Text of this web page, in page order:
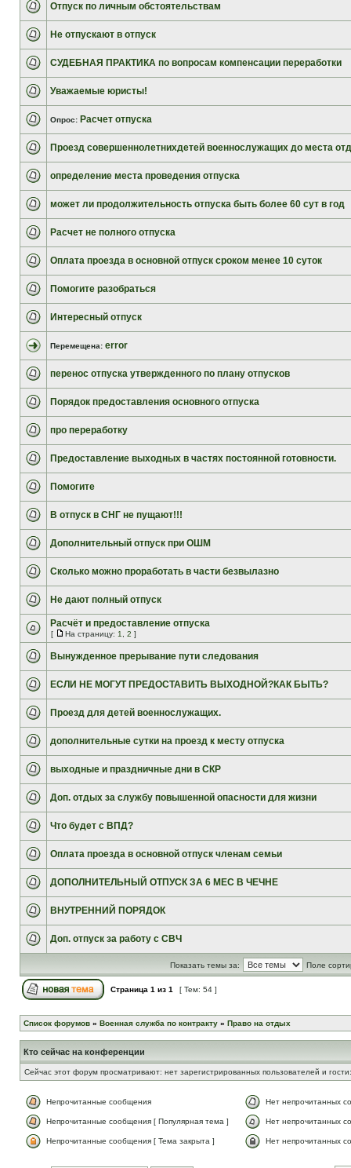
Отпуск по личным обстоятельствам
Не отпускают в отпуск
СУДЕБНАЯ ПРАКТИКА по вопросам компенсации переработки
Уважаемые юристы!
Опрос: Расчет отпуска
Проезд совершеннолетнихдетей военнослужащих до места
определение места проведения отпуска
может ли продолжительность отпуска быть более 60 сут в год
Расчет не полного отпуска
Оплата проезда в основной отпуск сроком менее 10 суток
Помогите разобраться
Интересный отпуск
Перемещена: error
перенос отпуска утвержденного по плану отпусков
Порядок предоставления основного отпуска
про переработку
Предоставление выходных в частях постоянной готовности.
Помогите
В отпуск в СНГ не пущают!!!
Дополнительный отпуск при ОШМ
Сколько можно проработать в части безвылазно
Не дают полный отпуск
Расчёт и предоставление отпуска
[ На страницу: 1 2 ]
Вынужденное прерывание пути следования
ЕСЛИ НЕ МОГУТ ПРЕДОСТАВИТЬ ВЫХОДНОЙ?КАК БЫТЬ?
Проезд для детей военнослужащих.
дополнительные сутки на проезд к месту отпуска
выходные и праздничные дни в СКР
Доп. отдых за службу повышенной опасности для жизни
Что будет с ВПД?
Оплата проезда в основной отпуск членам семьи
ДОПОЛНИТЕЛЬНЫЙ ОТПУСК ЗА 6 МЕС В ЧЕЧНЕ
ВНУТРЕННИЙ ПОРЯДОК
Доп. отпуск за работу с СВЧ
Показать темы за: Поле
Страница 1 из 1 [ Тем: 54 ]
Список форумов » Военная служба по контракту » Право на отдых
Кто сейчас на конференции
Сейчас этот форум просматривают: нет зарегистрированных пользователей и
Непрочитанные сообщения Нет непрочитанных
Непрочитанные сообщения [ Популярная тема ] Нет непрочитанных
Непрочитанные сообщения [ Тема закрыта ] Нет непрочитанных